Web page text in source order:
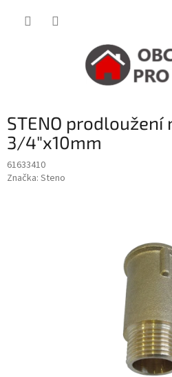
STENO prodloužení
3/4"x10mm
61633410
Značka: Steno